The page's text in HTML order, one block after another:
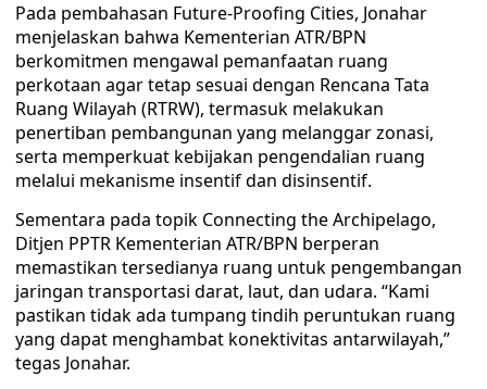
Pada pembahasan Future-Proofing Cities, Jonahar
menjelaskan bahwa Kementerian ATR/BPN
berkomitmen mengawal pemanfaatan ruang
perkotaan agar tetap sesuai dengan Rencana Tata
Ruang Wilayah (RTRW), termasuk melakukan
penertiban pembangunan yang melanggar zonasi,
serta memperkuat kebijakan pengendalian ruang
melalui mekanisme insentif dan disinsentif.
Sementara pada topik Connecting the Archipelago,
Ditjen PPTR Kementerian ATR/BPN berperan
memastikan tersedianya ruang untuk pengembangan
jaringan transportasi darat, laut, dan udara. “Kami
pastikan tidak ada tumpang tindih peruntukan ruang
yang dapat menghambat konektivitas antarwilayah,”
tegas Jonahar.